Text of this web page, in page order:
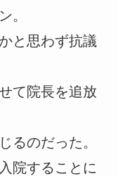
。
と思わず抗議
て院長を追放
るのだった。
院することに